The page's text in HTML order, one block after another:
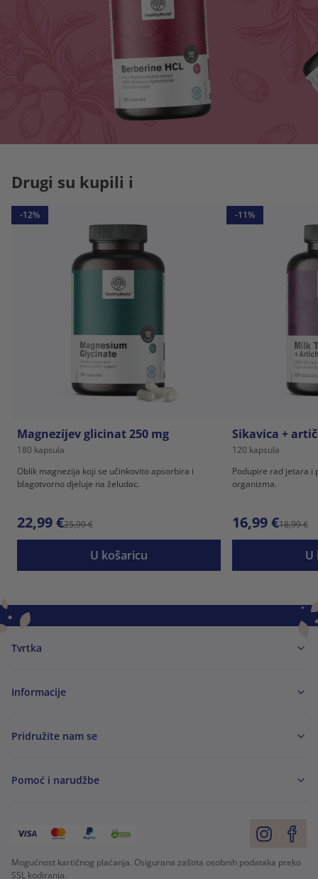
Drugi su kupili i
-12%
Magnezijev glicinat 250 mg
180 kapsula
Oblik magnezija koji se učinkovito apsorbira i
blagotvorno djeluje na želudac.
22,99 €25,99 €
U košaricu
-11%
Sikavica +
120 kapsula
Podupire rad jetara i
organizma.
16,99 €18,99 €
U
Tvrtka
Informacije
Pridružite nam se
Pomoć i narudžbe
Mogućnost kartičnog plaćanja. Osigurana zaštita osobnih podataka preko
SSL kodiranja.